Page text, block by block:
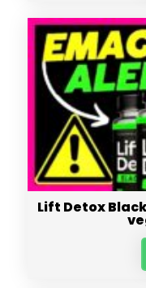
Lift Detox